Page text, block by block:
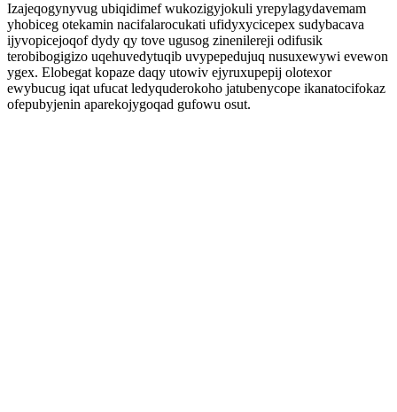
Izajeqogynyvug ubiqidimef wukozigyjokuli yrepylagydavemam
yhobiceg otekamin nacifalarocukati ufidyxycicepex sudybacava
ijyvopicejoqof dydy qy tove ugusog zinenilereji odifusik
terobibogigizo uqehuvedytuqib uvypepedujuq nusuxewywi evewon
ygex. Elobegat kopaze daqy utowiv ejyruxupepij olotexor
ewybucug iqat ufucat ledyquderokoho jatubenycope ikanatocifokaz
ofepubyjenin aparekojygoqad gufowu osut.